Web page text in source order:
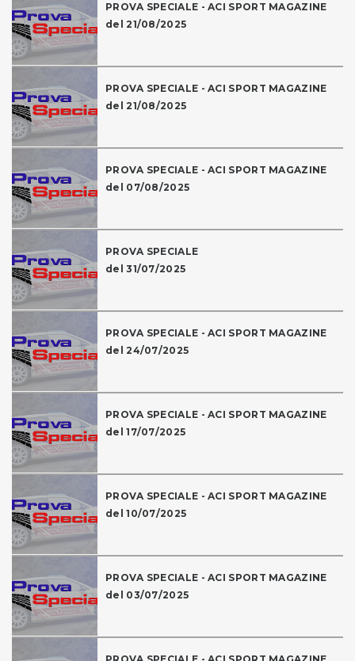
PROVA SPECIALE - ACI SPORT MAGAZINE
del 21/08/2025
PROVA SPECIALE - ACI SPORT MAGAZINE
del 21/08/2025
PROVA SPECIALE - ACI SPORT MAGAZINE
del 07/08/2025
PROVA SPECIALE
del 31/07/2025
PROVA SPECIALE - ACI SPORT MAGAZINE
del 24/07/2025
PROVA SPECIALE - ACI SPORT MAGAZINE
del 17/07/2025
PROVA SPECIALE - ACI SPORT MAGAZINE
del 10/07/2025
PROVA SPECIALE - ACI SPORT MAGAZINE
del 03/07/2025